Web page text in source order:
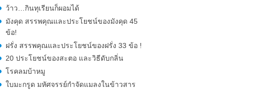
ว้าว…กินทุเรียนก็ผอมได้
มังคุด สรรพคุณและประโยชน์ของมังคุด 45
ข้อ!
ฝรั่ง สรรพคุณและประโยชน์ของฝรั่ง 33 ข้อ !
20 ประโยชน์ของสะตอ และวิธีดับกลิ่น
โรคลมบ้าหมู
ใบมะกรูด มหัศจรรย์กำจัดแมลงในข้าวสาร